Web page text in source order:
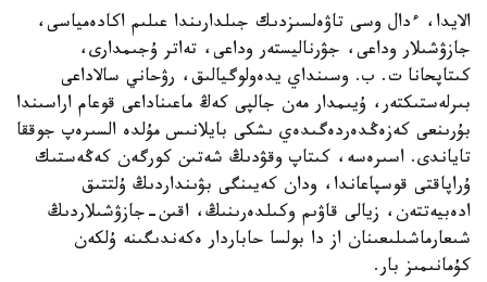
الايدا، ءدال وسى تاۋەلسىزدىك جىلدارىندا عىلىم اكادەمياسى،
جازۋشىلار وداعى، جۋرناليستەر وداعى، تەاتر ۇجىمدارى،
كىتاپحانا ت. ب. وسىنداي يدەولوگيالىق، رۋحاني سالاداعى
بىرلەستىكتەر، ۇيىمدار مەن جالپى كەڭ ماعىناداعى قوعام اراسىندا
بۇرىنعى كەزەڭدەردەگىدەي ىشكى بايلانىس مۇلدە السىرەپ جوققا
تاياندى. اسىرەسە، كىتاپ وقۋدىڭ شەتىن كورگەن كەڭەستىك
ۇراپاقتى قوسپاعاندا، ودان كەيىنگى بۋىنداردىڭ ۇلتتىق
ادەبيەتتەن، زيالى قاۋىم وكىلدەرىنىڭ، اقىن-جازۋشىلاردىڭ
شىعارماشىلىعىنان از دا بولسا حاباردار ەكەندىگىنە ۇلكەن
كۇمانىمىز بار.